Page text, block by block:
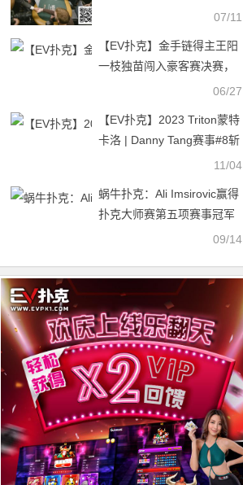
07/11
【EV扑克】金手链得主王阳
一枝独苗闯入豪客赛决赛，
06/27
【EV扑克】2023 Triton蒙特
卡洛 | Danny Tang赛事#8斩
11/04
蜗牛扑克：Ali Imsirovic赢得
扑克大师赛第五项赛事冠军
09/14